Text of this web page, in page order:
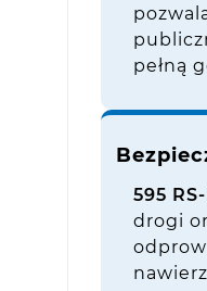
pełną
595
drogi